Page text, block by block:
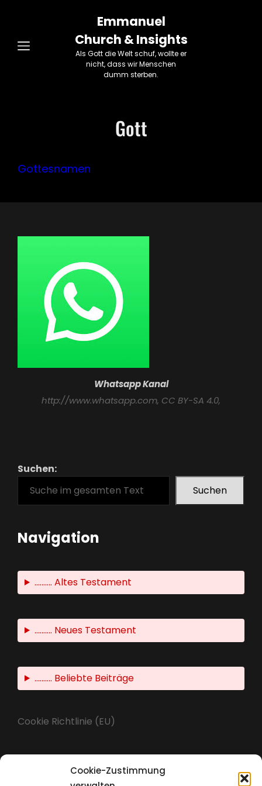
Cookie-Zustimmung
Emmanuel
Church & Insights
Als Gott die Welt schuf, wollte er
nicht, dass wir Menschen
dumm sterben.
Gott
Gottesnamen
Whatsapp Kanal
http://www.whatsapp.com, CC BY-SA 4.0,
Suchen:
Suchen
Navigation
.......... Altes Testament
.......... Neues Testament
.......... Beliebte Beiträge
Cookie Richtlinie (EU)